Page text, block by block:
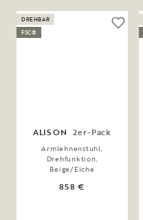
ALISON 2er-Pack
Armlehnenstuhl,
Drehfunktion,
Beige/Eiche
858 €
DREHBAR
FSC®